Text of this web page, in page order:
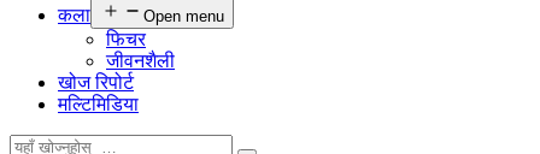
कला
Open menu
फिचर
जीवनशैली
खोज रिपोर्ट
मल्टिमिडिया